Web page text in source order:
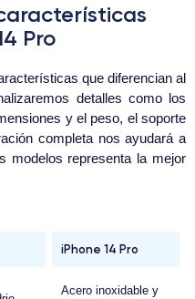
Pro
que diferencian al
detalles como los
y el peso, el soporte
completa nos ayudará a
modelos representa la mejor
iPhone 14 Pro
Acero inoxidable y